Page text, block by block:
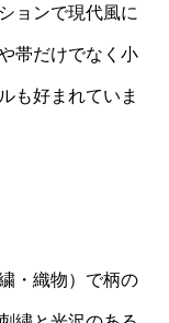
ョンで現代風に
帯だけでなく小
も好まれていま
・織物）で柄の